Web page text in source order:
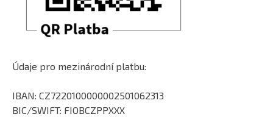
Údaje pro mezinárodní platbu:
IBAN: CZ7220100000002501062313
BIC/SWIFT: FIOBCZPPXXX